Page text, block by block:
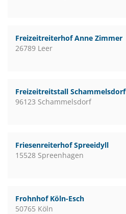
Freizeitreiterhof Anne Zimmer
26789 Leer
Freizeitreitstall Schammelsdorf
96123 Schammelsdorf
Friesenreiterhof Spreeidyll
15528 Spreenhagen
Frohnhof Köln-Esch
50765 Köln